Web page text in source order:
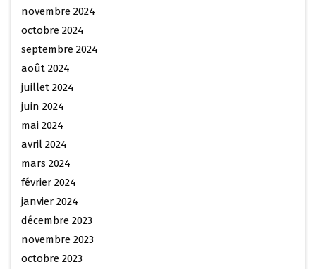
novembre 2024
octobre 2024
septembre 2024
août 2024
juillet 2024
juin 2024
mai 2024
avril 2024
mars 2024
février 2024
janvier 2024
décembre 2023
novembre 2023
octobre 2023